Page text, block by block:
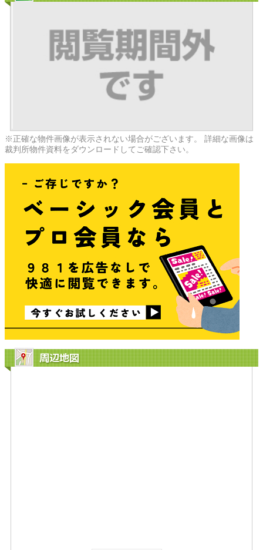
※正確な物件画像が表示されない場合がございます。 詳細な画像は
裁判所物件資料をダウンロードしてご確認下さい。
周辺地図